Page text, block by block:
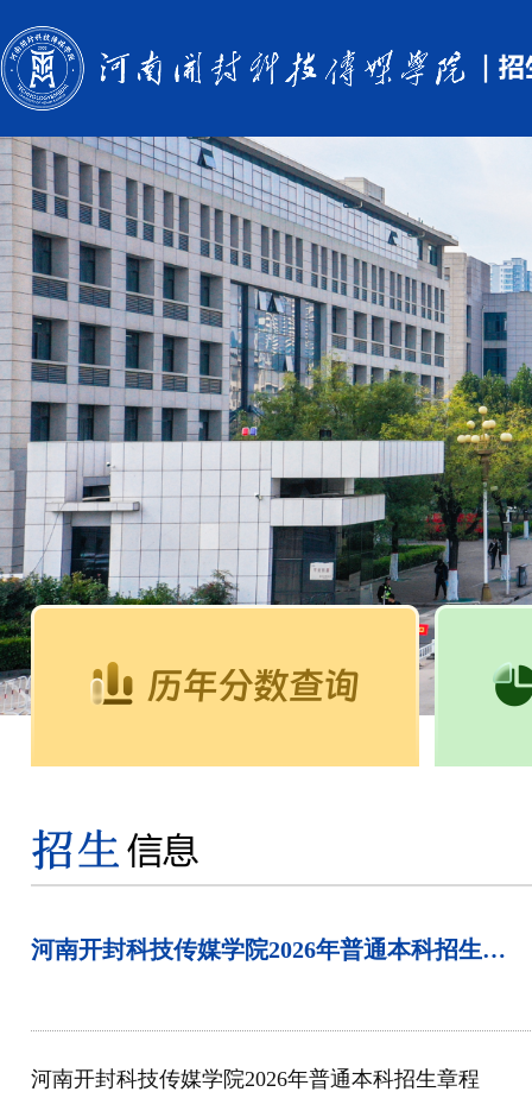
河南开封科技传媒学院2026年普通本科招生计划
河南开封科技传媒学院2026年普通本科招生章程